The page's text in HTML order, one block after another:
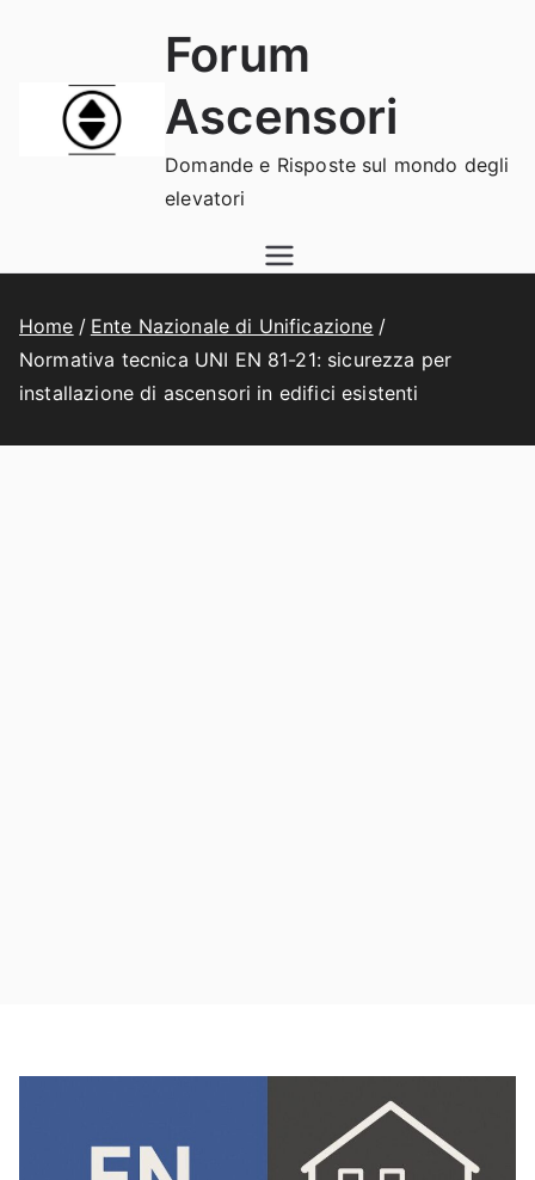
contenuto
Forum
Ascensori
Domande e Risposte sul mondo degli
elevatori
Home
Ente Nazionale di Unificazione
Normativa tecnica UNI EN 81-21: sicurezza per
installazione di ascensori in edifici esistenti